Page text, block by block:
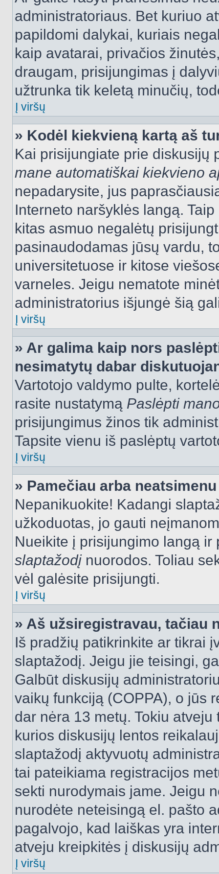
administratoriaus. Bet kuriuo
papildomi dalykai, kuriais
kaip avatarai, privačios
draugam, prisijungimas į
užtrunka tik keletą minučių,
Į viršų
» Kodėl kiekvieną kartą aš
Kai prisijungiate prie diskusijų
mane automatiškai kiekvieno
nepadarysite, jus
Interneto naršyklės langą.
kitas asmuo negalėtų
pasinaudodamas jūsų vardu,
universitetuose ir kitose
varneles. Jeigu nematote
administratorius išjungė šią
Į viršų
» Ar galima kaip nors
nesimatytų dabar
Vartotojo valdymo pulte,
rasite nustatymą Paslėpti
prisijungimus žinos tik
Tapsite vienu iš paslėptų
Į viršų
» Pamečiau arba
Nepanikuokite! Kadangi
užkoduotas, jo gauti
Nueikite į prisijungimo langą
slaptažodįnuorodos. Toliau
vėl galėsite prisijungti.
Į viršų
» Aš užsiregistravau, tačiau
Iš pradžių patikrinkite ar tikrai
slaptažodį. Jeigu jie teisingi,
Galbūt diskusijų
vaikų funkciją (COPPA), o jūs
dar nėra 13 metų. Tokiu
kurios diskusijų lentos
slaptažodį aktyvuotų
tai pateikiama registracijos
sekti nurodymais jame. Jeigu
nurodėte neteisingą el. pašto
pagalvojo, kad laiškas yra
atveju kreipkitės į diskusijų
Į viršų